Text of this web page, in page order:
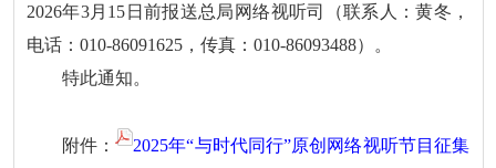
2026年3月15日前报送总局网络视听司（联系人：黄冬，
电话：010-86091625，传真：010-86093488）。
特此通知。
附件：
2025年“与时代同行”原创网络视听节目征集